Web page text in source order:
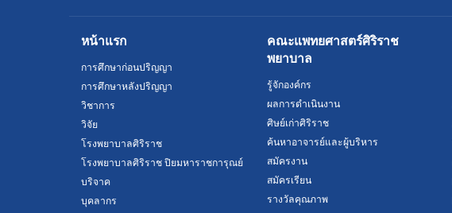
หน้าแรก
การศึกษาก่อนปริญญา
การศึกษาหลังปริญญา
วิชาการ
วิจัย
โรงพยาบาลศิริราช
โรงพยาบาลศิริราช ปิยมหาราชการุณย์
บริจาค
บุคลากร
คณะแพทยศาสตร์ศิริราช
พยาบาล
รู้จักองค์กร
ผลการดำเนินงาน
ศิษย์เก่าศิริราช
ค้นหาอาจารย์และผู้บริหาร
สมัครงาน
สมัครเรียน
รางวัลคุณภาพ